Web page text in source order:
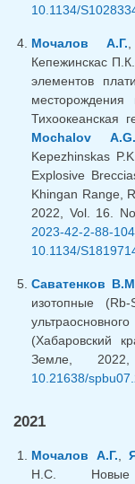
10.1134/
Мочалов А.Г.
Кепежинскас
элементов
Mochalov A.G.
Kepezhinskas
Explosive
Khingan Range,
2022, Vol. 16.
2023-42-
10.1134/
Саватенков
изотопные
(Хабаровский
Земле,
10.21638/
2021
Мочалов А.Г. ,
Н.С. Новые